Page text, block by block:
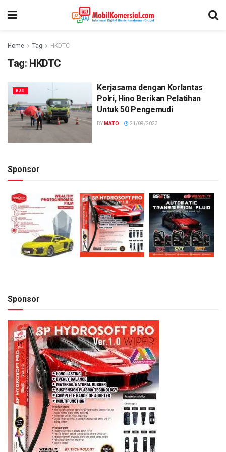
Home Tag HKDTC
Tag: HKDTC
BUS
Kerjasama dengan Korlantas
Polri, Hino Berikan Pelatihan
Untuk 50 Pengemudi
BY MATO 21/09/2023
Sponsor
Sponsor